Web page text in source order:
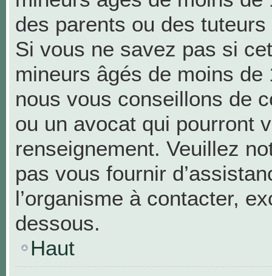
des parents ou des
Si vous ne savez pas si
mineurs âgés de moins
nous vous conseillons de
ou un avocat qui pourront
renseignement. Veuillez
pas vous fournir
l’organisme à contacter,
dessous.
Haut